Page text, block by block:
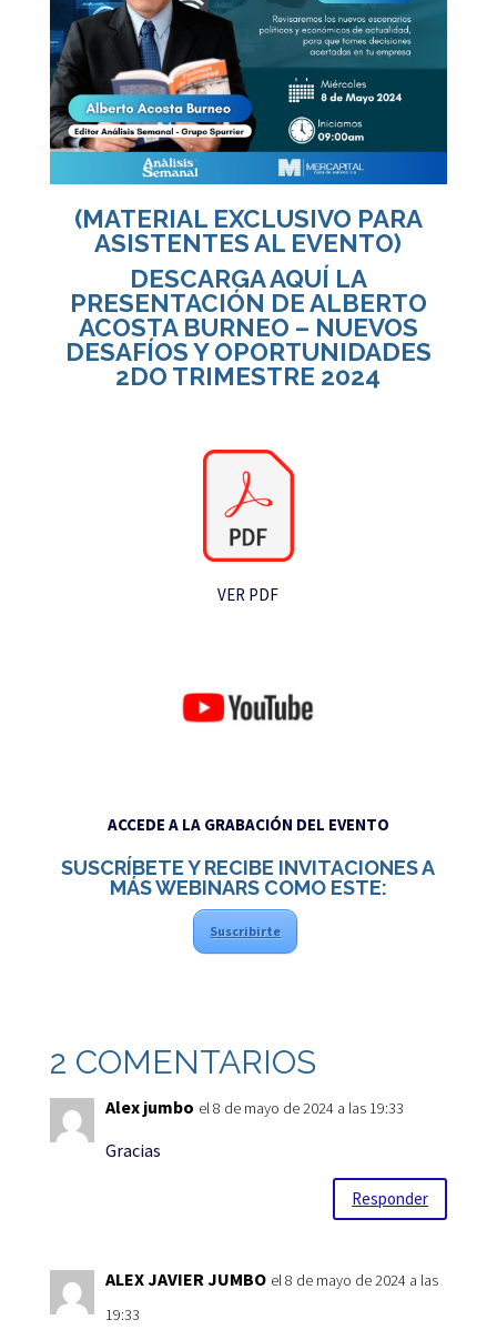
(MATERIAL EXCLUSIVO PARA
ASISTENTES AL EVENTO)
DESCARGA AQUÍ LA
PRESENTACIÓN DE ALBERTO
ACOSTA BURNEO – NUEVOS
DESAFÍOS Y OPORTUNIDADES
2DO TRIMESTRE 2024
VER PDF
ACCEDE A LA GRABACIÓN DEL EVENTO
SUSCRÍBETE Y RECIBE INVITACIONES A
MÁS WEBINARS COMO ESTE:
Suscribirte
2 COMENTARIOS
Alex jumbo el 8 de mayo de 2024 a las 19:33
Gracias
Responder
ALEX JAVIER JUMBO el 8 de mayo de 2024 a las
19:33